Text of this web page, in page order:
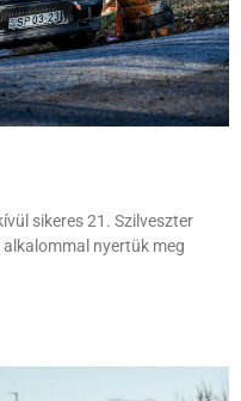
sikeres 21. Szilveszter
nyertük meg